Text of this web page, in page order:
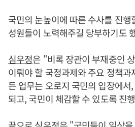
국민의 눈높이에 따른 수사를 진
성원들이 노력해주길 당부하기도
심우정은 "비록 장관이 부재중인
이뤄야 할 국정과제와 주요 정책
든 업무는 오로지 국민의 입장에서
되고, 국민이 체감할 수 있도록 진